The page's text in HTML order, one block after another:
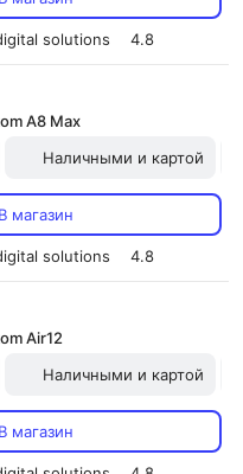
solutions 4.8
A8 Max
Наличными и картой
В магазин
solutions 4.8
Air12
Наличными и картой
В магазин